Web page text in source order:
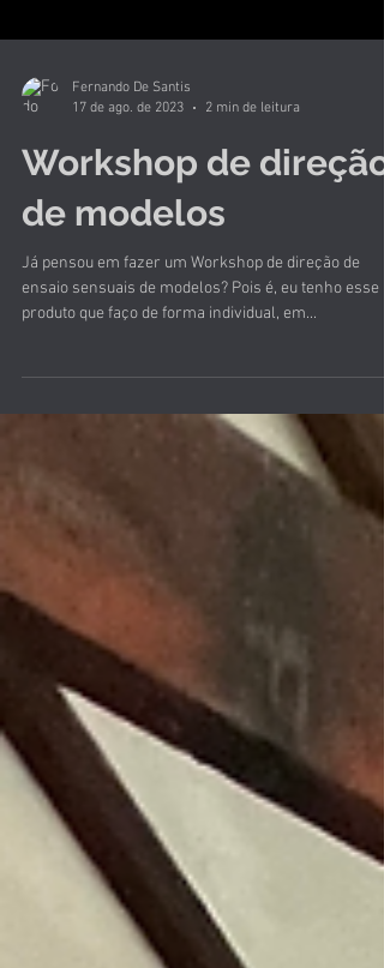
Fernando De Santis
17 de ago. de 2023
2 min de leitura
Workshop de direção
de modelos
Já pensou em fazer um Workshop de direção de
ensaio sensuais de modelos? Pois é, eu tenho esse
produto que faço de forma individual, em...